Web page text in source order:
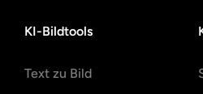
KI-Bildtools
Text zu Bild